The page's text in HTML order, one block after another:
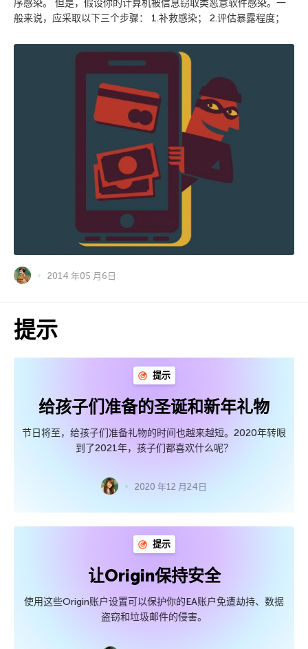
序感染。 但是，假设你的计算机被信息窃取类恶意软件感染。一
般来说，应采取以下三个步骤： 1.补救感染； 2.评估暴露程度；
2014 年05 月6日
提示
提示
给孩子们准备的圣诞和新年礼物
节日将至，给孩子们准备礼物的时间也越来越短。2020年转眼
到了2021年，孩子们都喜欢什么呢？
2020 年12 月24日
提示
让Origin保持安全
使用这些Origin账户设置可以保护你的EA账户免遭劫持、数据
盗窃和垃圾邮件的侵害。